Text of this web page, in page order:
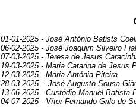
01-01-2025 - José António Batists
06-02-2025 - José Joaquim Silveiro
07-03-2025 - Teresa de Jesus
19-03-2025 - Maria Catarina de Jesus
12-03-2025 - Maria Antónia Piteira
28-03-2025 - José Augusto Sousa
13-06-2025 - Custódio Manuel Batista
04-07-2025 - Vítor Fernando Grilo de